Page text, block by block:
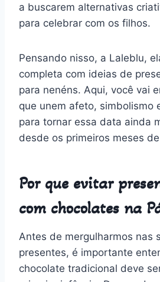
a buscarem alternativas
para celebrar com os filhos.
Pensando nisso, a Laleblu,
completa com ideias de
para nenéns. Aqui, você vai
que unem afeto, simbolismo
para tornar essa data ainda
desde os primeiros meses
Por que evitar
com chocolates na
Antes de mergulharmos nas
presentes, é importante
chocolate tradicional deve